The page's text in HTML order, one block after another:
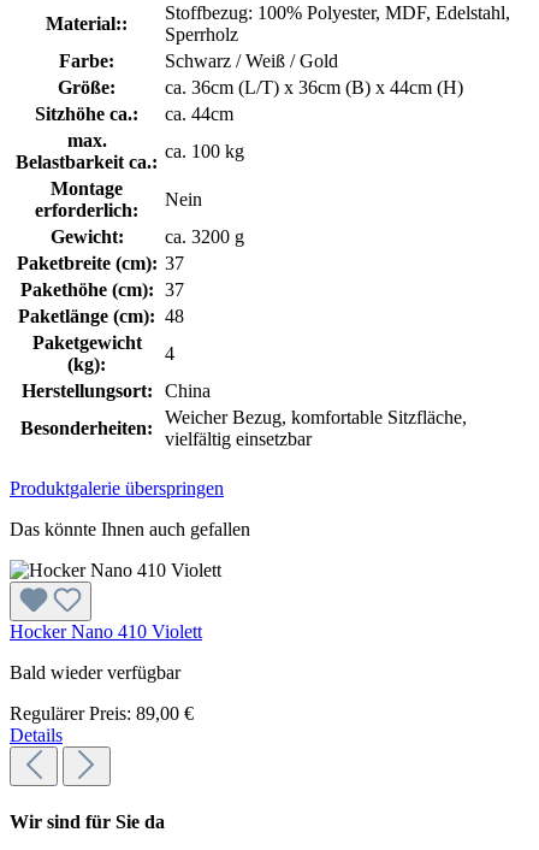
Material::
Stoffbezug: 100% Polyester, MDF, Edelstahl,
Sperrholz
Farbe:
Schwarz / Weiß / Gold
Größe:
ca. 36cm (L/T) x 36cm (B) x 44cm (H)
Sitzhöhe ca.:
ca. 44cm
max.
Belastbarkeit ca.:
ca. 100 kg
Montage
erforderlich:
Nein
Gewicht:
ca. 3200 g
Paketbreite (cm): 37
Pakethöhe (cm): 37
Paketlänge (cm): 48
Paketgewicht
(kg):
4
Herstellungsort:
China
Besonderheiten:
Weicher Bezug, komfortable Sitzfläche,
vielfältig einsetzbar
Produktgalerie überspringen
Das könnte Ihnen auch gefallen
Hocker Nano 410 Violett
Bald wieder verfügbar
Regulärer Preis: 89,00 €
Details
Wir sind für Sie da